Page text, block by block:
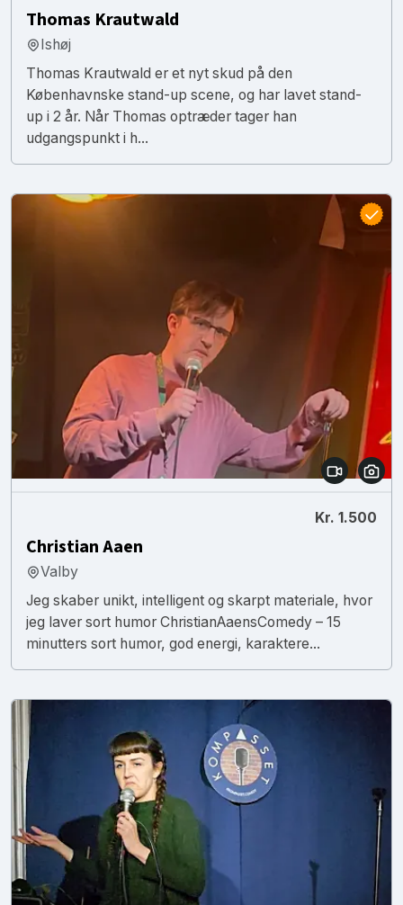
Thomas Krautwald
Ishøj
Thomas Krautwald er et nyt skud på den
Københavnske stand-up scene, og har lavet stand-
up i 2 år. Når Thomas optræder tager han
udgangspunkt i h...
Kr. 1.500
Christian Aaen
Valby
Jeg skaber unikt, intelligent og skarpt materiale, hvor
jeg laver sort humor ChristianAaensComedy – 15
minutters sort humor, god energi, karaktere...